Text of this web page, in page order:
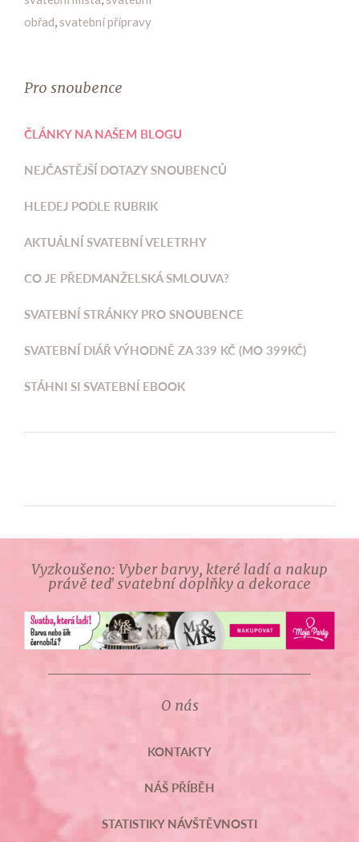
obřad svatební přípravy
Pro snoubence
ČLÁNKY NA NAŠEM BLOGU
NEJČASTĚJŠÍ DOTAZY SNOUBENCŮ
HLEDEJ PODLE RUBRIK
AKTUÁLNÍ SVATEBNÍ VELETRHY
CO JE PŘEDMANŽELSKÁ SMLOUVA?
SVATEBNÍ STRÁNKY PRO SNOUBENCE
SVATEBNÍ DIÁŘ VÝHODNĚ ZA 339 KČ (MO 399KČ)
STÁHNI SI SVATEBNÍ EBOOK
Vyzkoušeno: Vyber barvy, které ladí a nakup
právě teď svatební doplňky a dekorace
O nás
KONTAKTY
NÁŠ PŘÍBĚH
STATISTIKY NÁVŠTĚVNOSTI